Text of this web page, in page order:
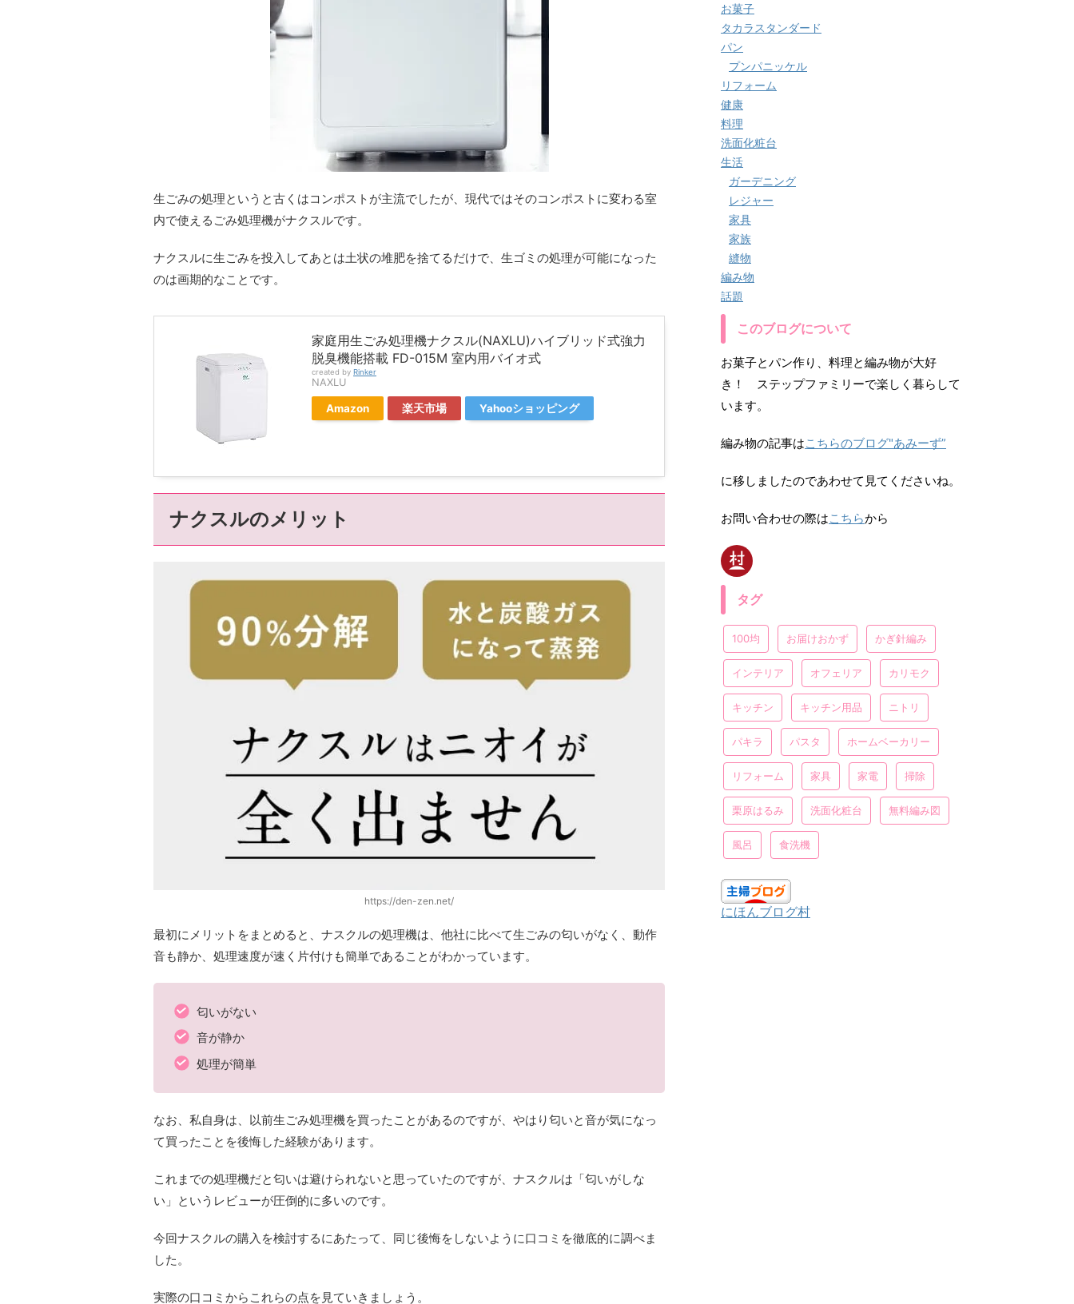
生ごみの処理というと古くはコンポストが主流でしたが、現代ではそのコンポストに変わる室
内で使えるごみ処理機がナクスルです。
ナクスルに生ごみを投入してあとは土状の堆肥を捨てるだけで、生ゴミの処理が可能になった
のは画期的なことです。
家庭用生ごみ処理機ナクスル(NAXLU)ハイブリッド式強力
脱臭機能搭載 FD-015M 室内用バイオ式
created by Rinker
NAXLU
Amazon 楽天市場 Yahooショッピング
ナクスルのメリット
https://den-zen.net/
最初にメリットをまとめると、ナスクルの処理機は、他社に比べて生ごみの匂いがなく、動作
音も静か、処理速度が速く片付けも簡単であることがわかっています。
匂いがない
音が静か
処理が簡単
なお、私自身は、以前生ごみ処理機を買ったことがあるのですが、やはり匂いと音が気になっ
て買ったことを後悔した経験があります。
これまでの処理機だと匂いは避けられないと思っていたのですが、ナスクルは「匂いがしな
い」というレビューが圧倒的に多いのです。
今回ナスクルの購入を検討するにあたって、同じ後悔をしないように口コミを徹底的に調べま
した。
実際の口コミからこれらの点を見ていきましょう。
お菓子
タカラスタンダード
パン
プンパニッケル
リフォーム
健康
料理
洗面化粧台
生活
ガーデニング
レジャー
家具
家族
縫物
編み物
話題
このブログについて
お菓子とパン作り、料理と編み物が大好
き！ ステップファミリーで楽しく暮らして
います。
編み物の記事はこちらのブログ"あみーず”
に移しましたのであわせて見てくださいね。
お問い合わせの際はこちらから
タグ
100均 お届けおかず かぎ針編み
インテリア オフェリア カリモク
キッチン キッチン用品 ニトリ
パキラ パスタ ホームベーカリー
リフォーム 家具 家電 掃除
栗原はるみ 洗面化粧台 無料編み図
風呂 食洗機
にほんブログ村